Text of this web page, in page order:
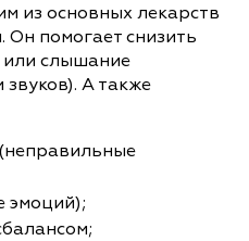
из основных лекарств
помогает снизить
слышание
А также
эмоций);